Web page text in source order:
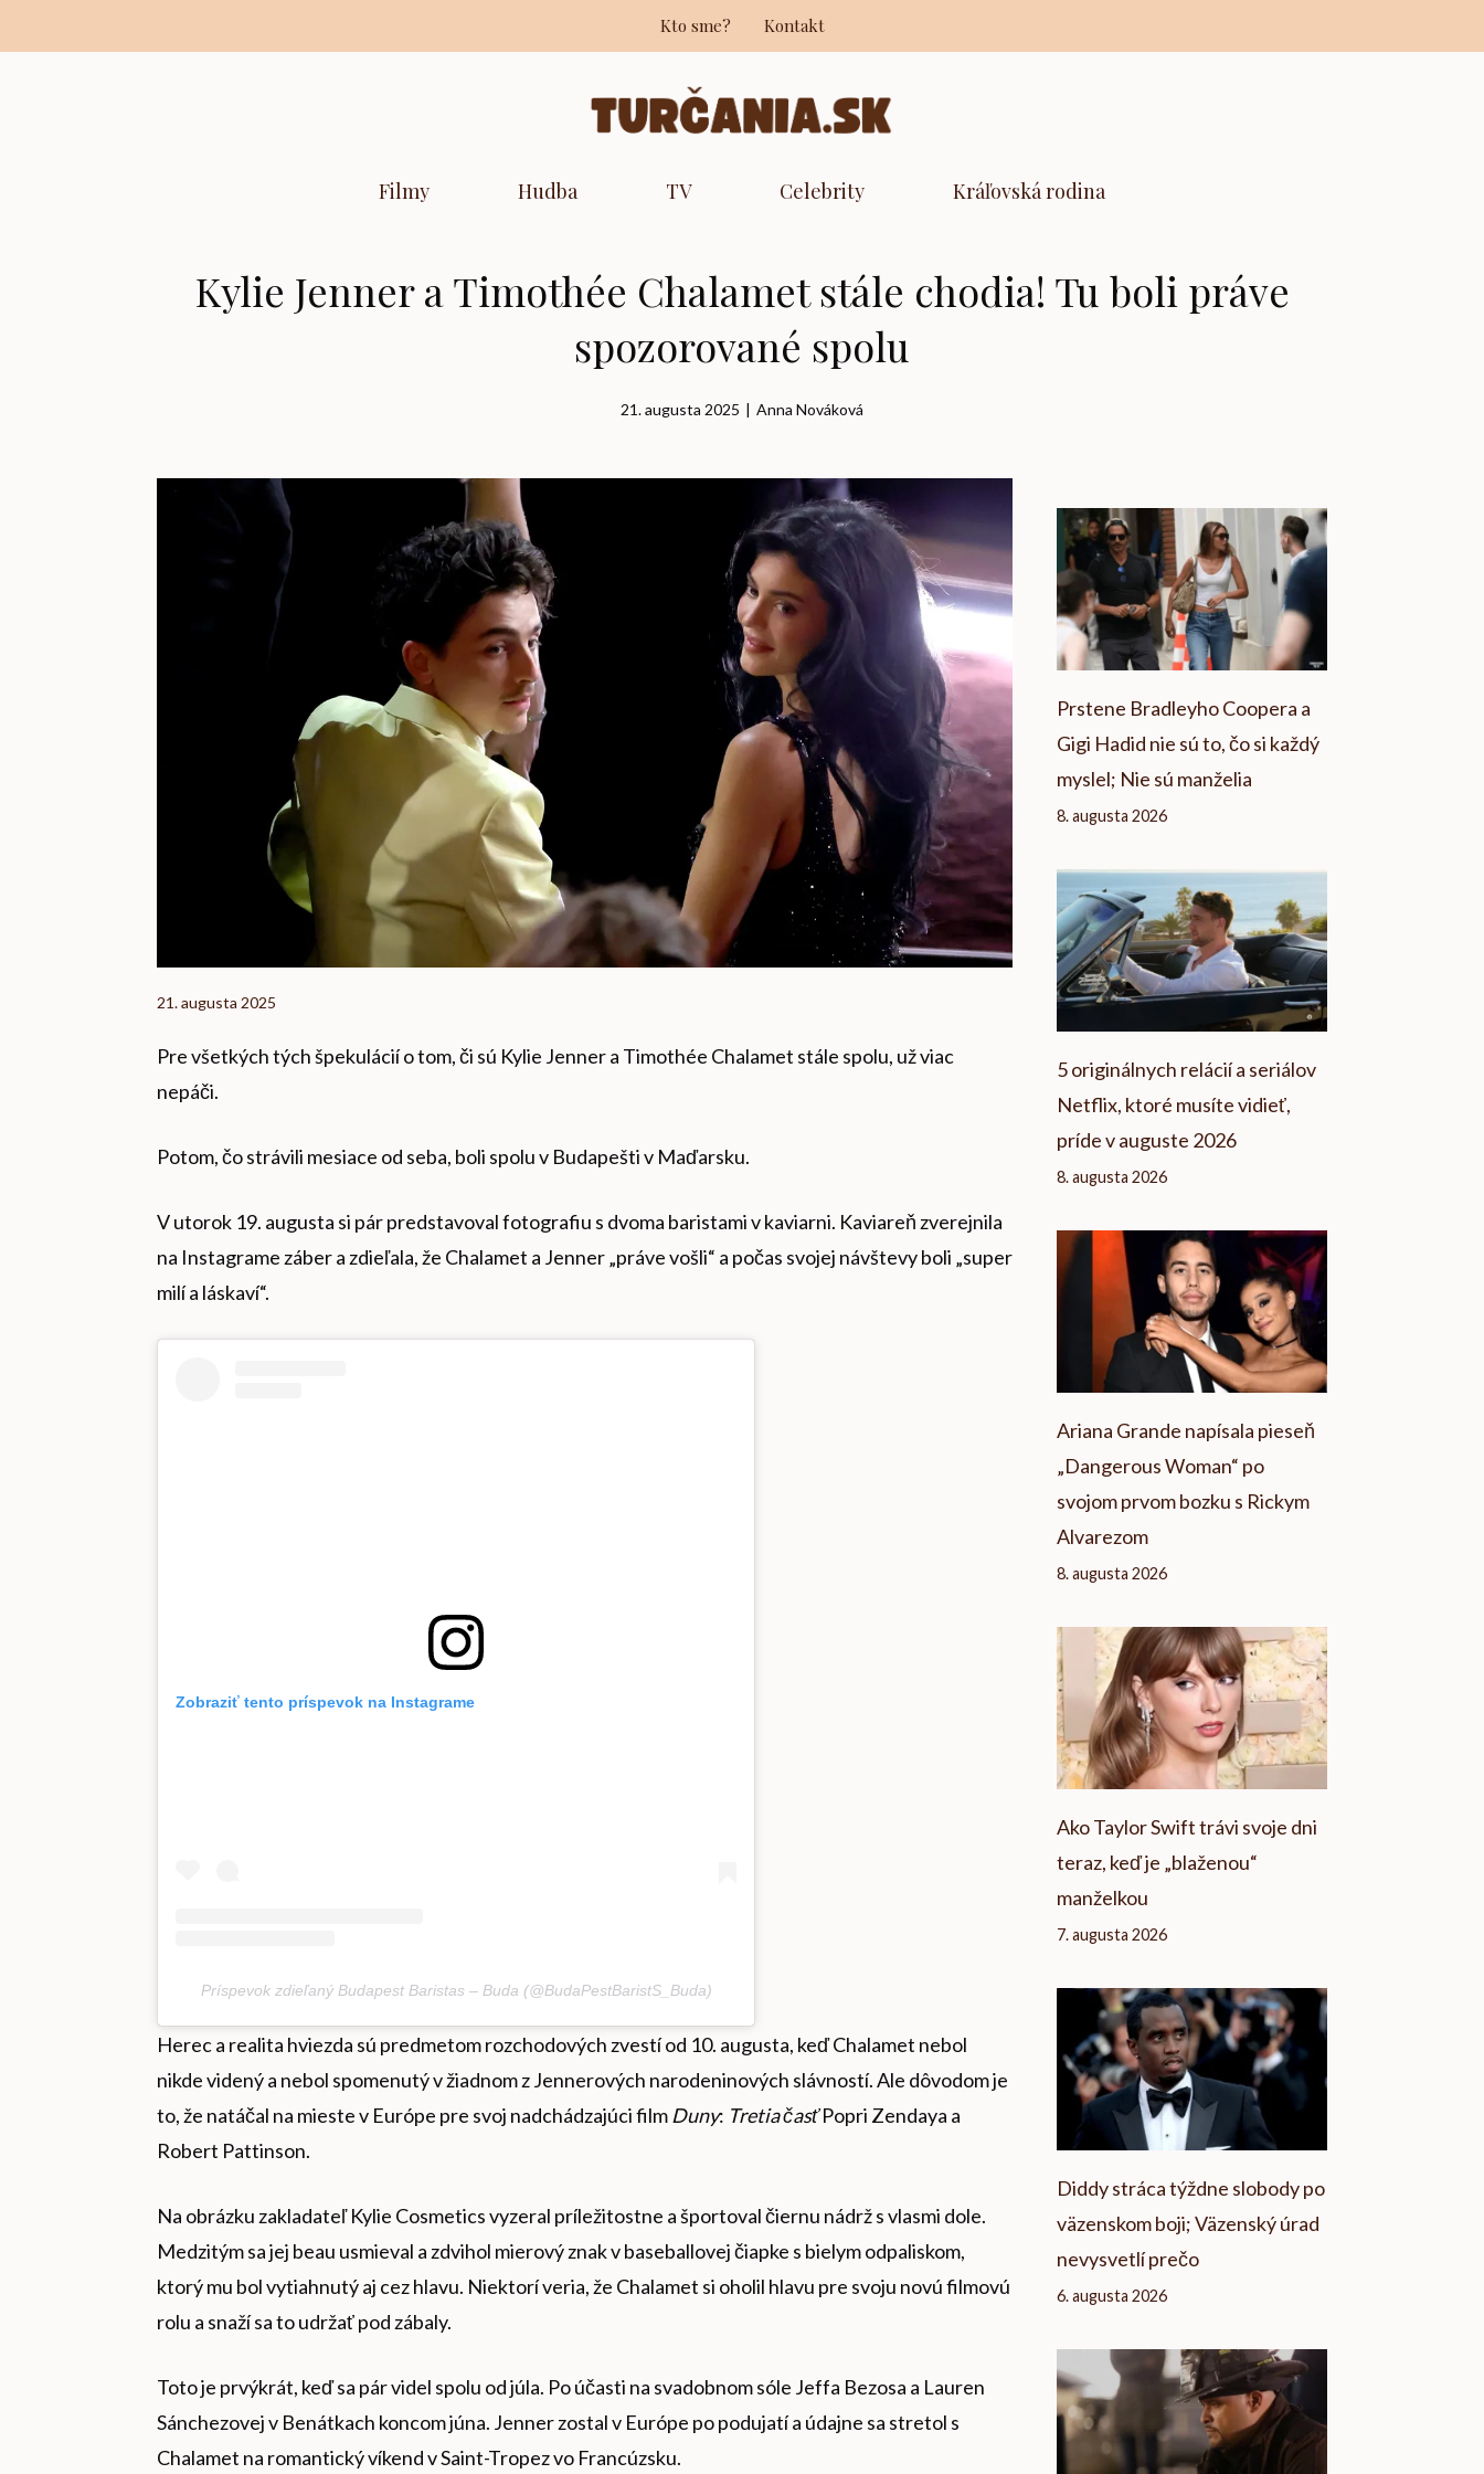
na
Kto sme? Kontakt
Filmy Hudba TV Celebrity Kráľovská rodina
Kylie Jenner a Timothée Chalamet stále chodia! Tu boli práve
spozorované spolu
21. augusta 2025 | Anna Nováková
21. augusta 2025
Pre všetkých tých špekulácií o tom, či sú Kylie Jenner a Timothée Chalamet stále spolu, už viac
nepáči.
Potom, čo strávili mesiace od seba, boli spolu v Budapešti v Maďarsku.
V utorok 19. augusta si pár predstavoval fotografiu s dvoma baristami v kaviarni. Kaviareň zverejnila
na Instagrame záber a zdieľala, že Chalamet a Jenner „práve vošli“ a počas svojej návštevy boli „super
milí a láskaví“.
Zobraziť tento príspevok na Instagrame
Príspevok zdieľaný Budapest Baristas – Buda (@BudaPestBaristS_Buda)
Herec a realita hviezda sú predmetom rozchodových zvestí od 10. augusta, keď Chalamet nebol
nikde videný a nebol spomenutý v žiadnom z Jennerových narodeninových slávností. Ale dôvodom je
to, že natáčal na mieste v Európe pre svoj nadchádzajúci film Duny: Tretia časťPopri Zendaya a
Robert Pattinson.
Na obrázku zakladateľ Kylie Cosmetics vyzeral príležitostne a športoval čiernu nádrž s vlasmi dole.
Medzitým sa jej beau usmieval a zdvihol mierový znak v baseballovej čiapke s bielym odpaliskom,
ktorý mu bol vytiahnutý aj cez hlavu. Niektorí veria, že Chalamet si oholil hlavu pre svoju novú filmovú
rolu a snaží sa to udržať pod zábaly.
Toto je prvýkrát, keď sa pár videl spolu od júla. Po účasti na svadobnom sóle Jeffa Bezosa a Lauren
Sánchezovej v Benátkach koncom júna. Jenner zostal v Európe po podujatí a údajne sa stretol s
Chalamet na romantický víkend v Saint-Tropez vo Francúzsku.
Prstene Bradleyho Coopera a
Gigi Hadid nie sú to, čo si každý
myslel; Nie sú manželia
8. augusta 2026
5 originálnych relácií a seriálov
Netflix, ktoré musíte vidieť,
príde v auguste 2026
8. augusta 2026
Ariana Grande napísala pieseň
„Dangerous Woman“ po
svojom prvom bozku s Rickym
Alvarezom
8. augusta 2026
Ako Taylor Swift trávi svoje dni
teraz, keď je „blaženou“
manželkou
7. augusta 2026
Diddy stráca týždne slobody po
väzenskom boji; Väzenský úrad
nevysvetlí prečo
6. augusta 2026